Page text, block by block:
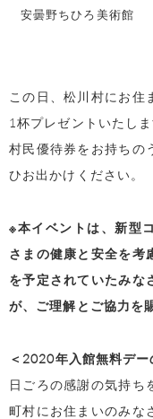
安曇野ちひろ美術館
この日、松川村にお住
1杯プレゼントいたしま
村民優待券をお持ちの
ひお出かけください。
※本イベントは、新型
さまの健康と安全を考
を予定されていたみな
が、ご理解とご協力を
＜2020年入館無料デー
日ごろの感謝の気持ち
町村にお住まいのみな